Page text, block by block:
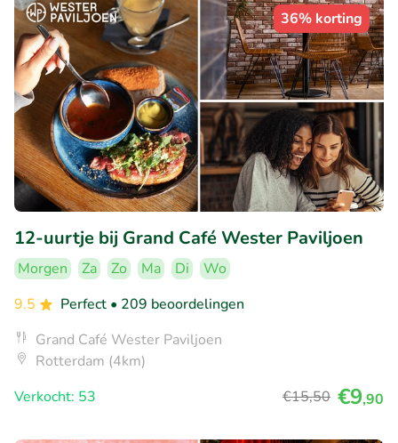
36% korting
12-uurtje bij Grand Café Wester Paviljoen
Morgen Za Zo Ma Di
Wo
9.5
Perfect • 209 beoordelingen
Grand Café Wester Paviljoen
Rotterdam (4km)
Verkocht: 53
€15,50 €9,90